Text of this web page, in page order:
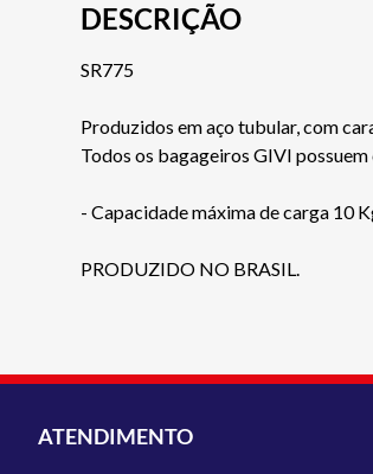
DESCRIÇÃO
SR775
Produzidos em aço tubular, com
Todos os bagageiros GIVI
- Capacidade máxima de carga 10
PRODUZIDO NO BRASIL.
ATENDIMENTO